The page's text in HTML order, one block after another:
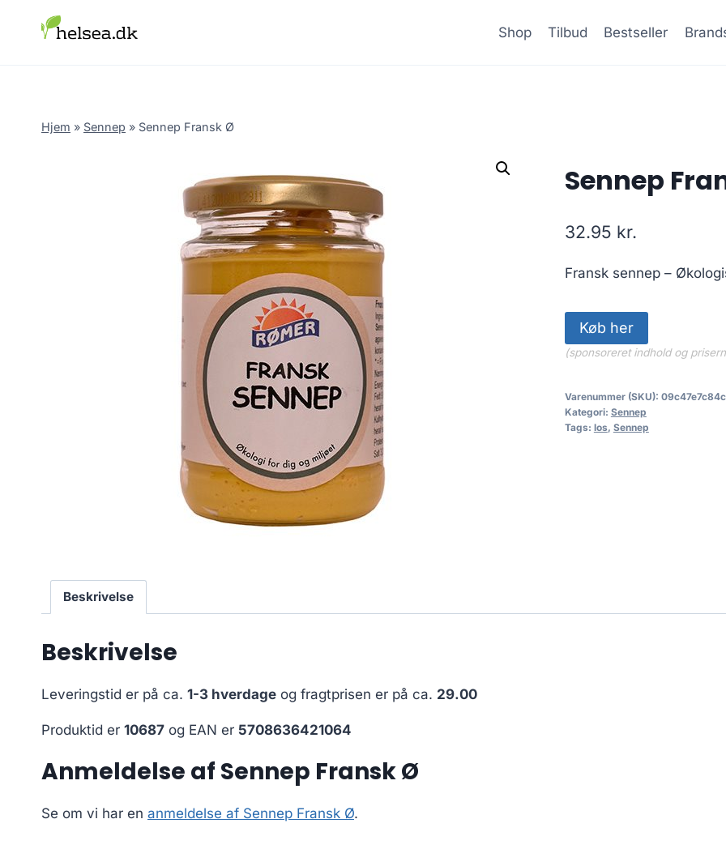
Shop Tilbud Bestseller
Hjem » Sennep » Sennep Fransk Ø
Sennep
32.95 kr.
Fransk sennep –
Køb her
(sponsoreret indhold og
Varenummer (SKU):
Kategori: Sennep
Tags: los, Sennep
Beskrivelse
Beskrivelse
Leveringstid er på ca. 1-3 hverdage og fragtprisen er på ca. 29.00
Produktid er 10687 og EAN er 5708636421064
Anmeldelse af Sennep Fransk Ø
Se om vi har en anmeldelse af Sennep Fransk Ø.